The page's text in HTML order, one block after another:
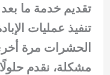
تقديم خدمة ما بعد
تنفيذ عمليات
الحشرات مرة
مشكلة، نقدم